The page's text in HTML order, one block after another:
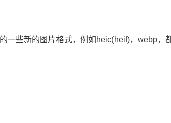
一些新的图片格式，例如heic(heif)，webp，